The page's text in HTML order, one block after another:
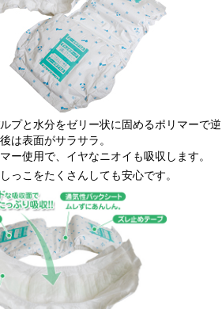
プと水分をゼリー状に固めるポリマーで逆
は表面がサラサラ。
ー使用で、イヤなニオイも吸収します。
っこをたくさんしても安心です。